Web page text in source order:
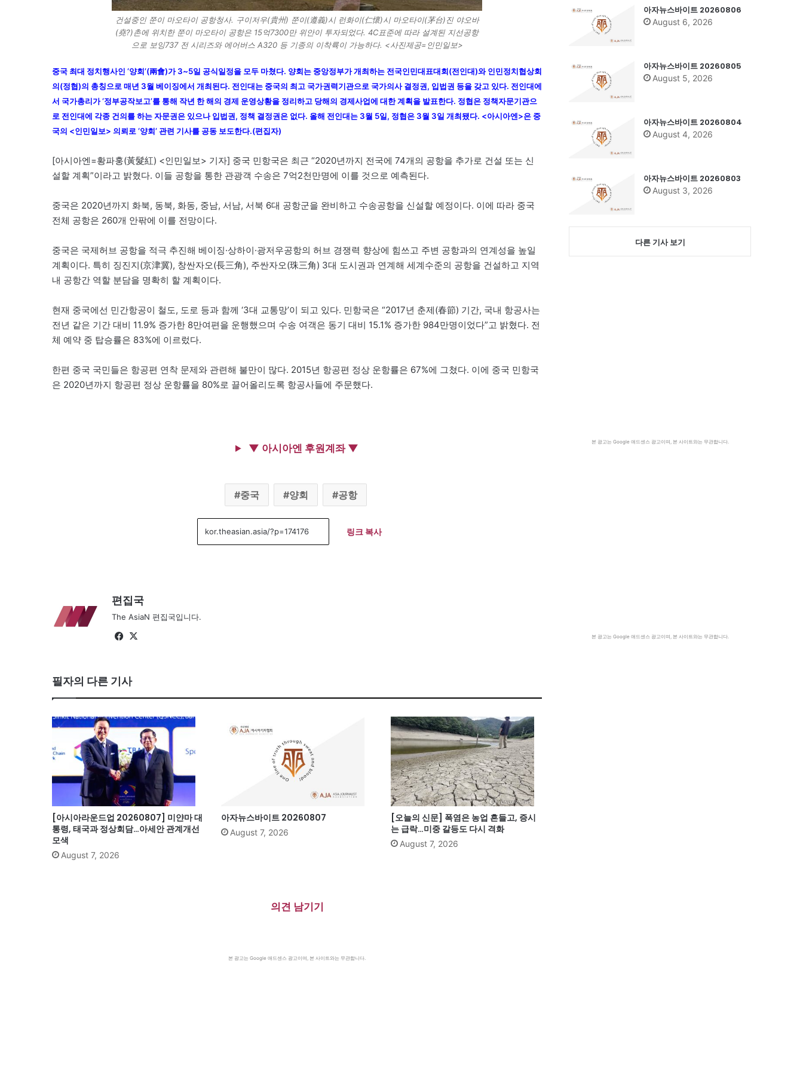
건설중인 쭌이 마오타이 공항청사. 구이저우(貴州) 쭌이(遵義)시 런화이(仁懷)시 마오타이(茅台)진 야오바
(堯?)촌에 위치한 쭌이 마오타이 공항은 15억7300만 위안이 투자되었다. 4C표준에 따라 설계된 지선공항
으로 보잉737 전 시리즈와 에어버스 A320 등 기종의 이착륙이 가능하다. <사진제공=인민일보>
중국 최대 정치행사인 ‘양회’(兩會)가 3~5일 공식일정을 모두 마쳤다. 양회는 중앙정부가 개최하는 전국인민대표대회(전인대)와 인민정치협상회
의(정협)의 총칭으로 매년 3월 베이징에서 개최된다. 전인대는 중국의 최고 국가권력기관으로 국가의사 결정권, 입법권 등을 갖고 있다. 전인대에
서 국가총리가 ‘정부공작보고’를 통해 작년 한 해의 경제 운영상황을 정리하고 당해의 경제사업에 대한 계획을 발표한다. 정협은 정책자문기관으
로 전인대에 각종 건의를 하는 자문권은 있으나 입법권, 정책 결정권은 없다. 올해 전인대는 3월 5일, 정협은 3월 3일 개최됐다. <아시아엔>은 중
국의 <인민일보> 의뢰로 ‘양회’ 관련 기사를 공동 보도한다.(편집자)
[아시아엔=황파훙(黃髮紅) <인민일보> 기자] 중국 민항국은 최근 “2020년까지 전국에 74개의 공항을 추가로 건설 또는 신
설할 계획”이라고 밝혔다. 이들 공항을 통한 관광객 수송은 7억2천만명에 이를 것으로 예측된다.
중국은 2020년까지 화북, 동북, 화동, 중남, 서남, 서북 6대 공항군을 완비하고 수송공항을 신설할 예정이다. 이에 따라 중국
전체 공항은 260개 안팎에 이를 전망이다.
중국은 국제허브 공항을 적극 추진해 베이징·상하이·광저우공항의 허브 경쟁력 향상에 힘쓰고 주변 공항과의 연계성을 높일
계획이다. 특히 징진지(京津冀), 창싼자오(長三角), 주싼자오(珠三角) 3대 도시권과 연계해 세계수준의 공항을 건설하고 지역
내 공항간 역할 분담을 명확히 할 계획이다.
현재 중국에선 민간항공이 철도, 도로 등과 함께 ‘3대 교통망’이 되고 있다. 민항국은 “2017년 춘제(春節) 기간, 국내 항공사는
전년 같은 기간 대비 11.9% 증가한 8만여편을 운행했으며 수송 여객은 동기 대비 15.1% 증가한 984만명이었다”고 밝혔다. 전
체 예약 중 탑승률은 83%에 이르렀다.
한편 중국 국민들은 항공편 연착 문제와 관련해 불만이 많다. 2015년 항공편 정상 운항률은 67%에 그쳤다. 이에 중국 민항국
은 2020년까지 항공편 정상 운항률을 80%로 끌어올리도록 항공사들에 주문했다.
▼ 아시아엔 후원계좌 ▼
중국 양회 공항
링크 복사
편집국
The AsiaN 편집국입니다.
Fa
ok
필자의 다른 기사
[아시아라운드업 20260807] 미얀마 대
통령, 태국과 정상회담…아세안 관계개선
모색
August 7, 2026
아자뉴스바이트 20260807
August 7, 2026
[오늘의 신문] 폭염은 농업 흔들고, 증시
는 급락…미중 갈등도 다시 격화
August 7, 2026
의견 남기기
본 광고는 Google 애드센스 광고이며, 본 사이트와는 무관합니다.
아자뉴스바이트 20260806
August 6, 2026
아자뉴스바이트 20260805
August 5, 2026
아자뉴스바이트 20260804
August 4, 2026
아자뉴스바이트 20260803
August 3, 2026
다른 기사 보기
본 광고는 Google 애드센스 광고이며, 본 사이트와는 무관합니다.
본 광고는 Google 애드센스 광고이며, 본 사이트와는 무관합니다.